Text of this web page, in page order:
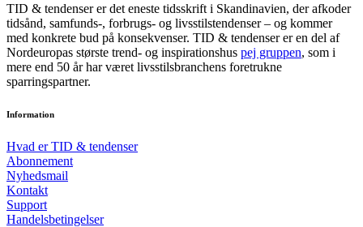
TID & tendenser er det eneste tidsskrift i Skandinavien, der afkoder
tidsånd, samfunds-, forbrugs- og livsstilstendenser – og kommer
med konkrete bud på konsekvenser. TID & tendenser er en del af
Nordeuropas største trend- og inspirationshus pej gruppen, som i
mere end 50 år har været livsstilsbranchens foretrukne
sparringspartner.
Information
Hvad er TID & tendenser
Abonnement
Nyhedsmail
Kontakt
Support
Handelsbetingelser